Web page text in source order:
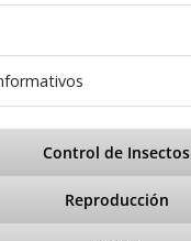
Control de Insectos
Reproducción